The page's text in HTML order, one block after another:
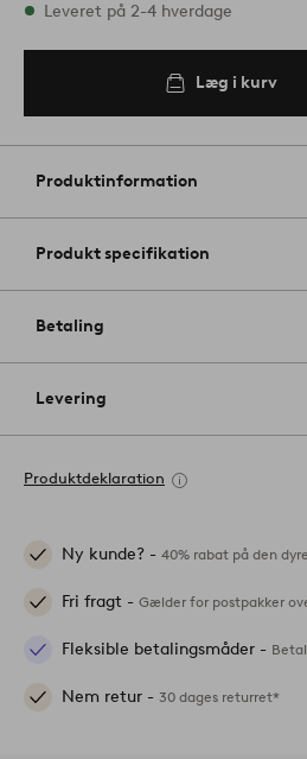
På lager
Leveret på 2-4 hverdage
Læg i kurv
Produktinformation
Produkt specifikation
Betaling
Levering
Produktdeklaration
Ny kunde? - 40% rabat på den
Fri fragt - Gælder for postpakker
Fleksible betalingsmåder -
Nem retur - 30 dages returret*